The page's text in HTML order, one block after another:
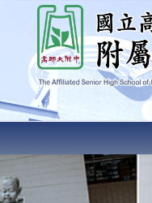
內
容
國立高雄師範大學附屬
High School of
AFFILIATED